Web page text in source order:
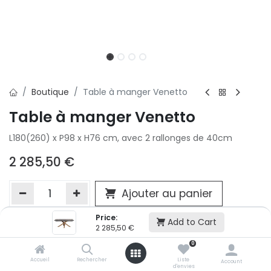
Price:
2 285,50 € Add to Cart
Accueil Rechercher
0
Liste
d'envies
Account
Boutique Table à manger Venetto
Table à manger Venetto
L180(260) x P98 x H76 cm, avec 2 rallonges de 40cm
2 285,50 €
Ajouter au panier
Ajouter à la liste d'envie
Si vous ne pouvez pas ajouter cet article dans votre panier
victime de son succès et momentanément indisponible.